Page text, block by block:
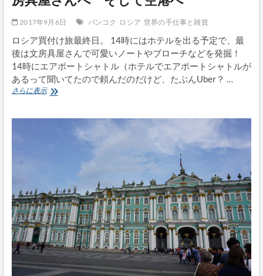
帰
も
バ
ン
コ
ク
経
由
田
2017年9月6日 バンコク ロシア 世界の手仕事と雑貨
ロシア買付け旅最終日。 14時にはホテルを出る予定で、最
後は文房具屋さんで可愛いノートやブローチなどを発掘！
14時にエアポートシャトル（ホテルでエアポートシャトルが
あるって聞いてたので頼んだのだけど、たぶんUber？ …
さらに表示ロ
は
大
好
き
な
文
具